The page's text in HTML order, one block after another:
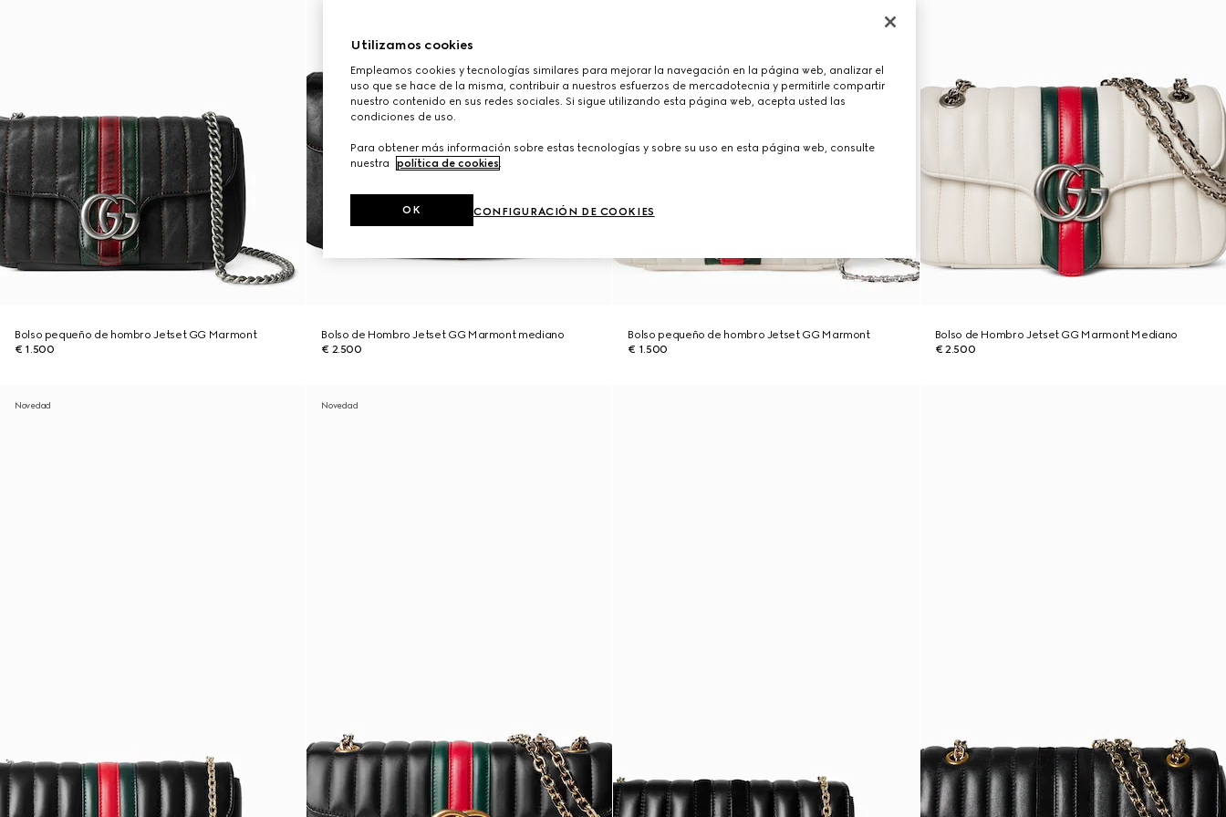
Bolso pequeño de hombro Jetset GG Marmont
€ 1.500
Bolso de Hombro Jetset GG Marmont mediano
€ 2.500
Bolso pequeño de hombro Jetset GG Marmont
€ 1.500
Bolso de Hombro Jetset GG Marmont Mediano
€ 2.500
Novedad Novedad
Utilizamos cookies
Empleamos cookies y tecnologías similares para mejorar la navegación en la página web, analizar el
uso que se hace de la misma, contribuir a nuestros esfuerzos de mercadotecnia y permitirle compartir
nuestro contenido en sus redes sociales. Si sigue utilizando esta página web, acepta usted las
condiciones de uso.
Para obtener más información sobre estas tecnologías y sobre su uso en esta página web, consulte
nuestra
política de cookies.
CONFIGURACIÓN DE COOKIES
OK